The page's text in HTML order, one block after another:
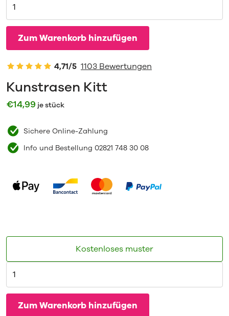
Zum Warenkorb hinzufügen
4,71/5 1103 Bewertungen
Kunstrasen Kitt
€14,99 je stück
Sichere Online-Zahlung
Info und Bestellung 02821 748 30 08
Kostenloses muster
Zum Warenkorb hinzufügen